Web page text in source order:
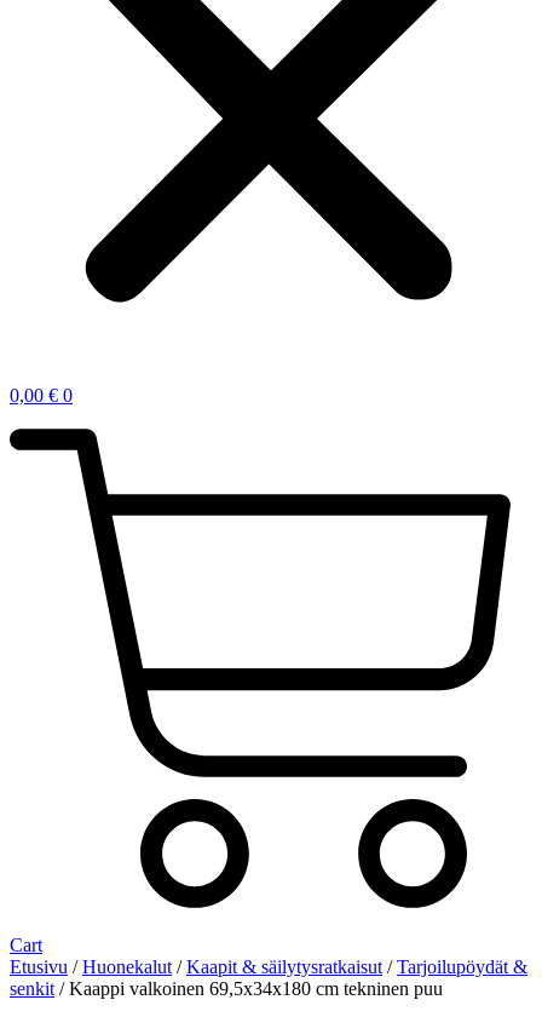
0,00 € 0
Cart
Etusivu /Huonekalut /Kaapit & säilytysratkaisut /Tarjoilupöydät &
senkit / Kaappi valkoinen 69,5x34x180 cm tekninen puu